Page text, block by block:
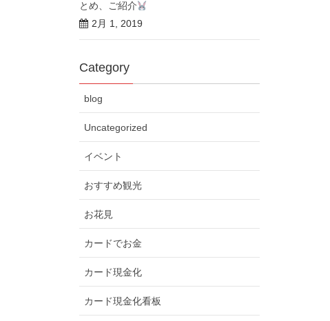
とめ、ご紹介
2月 1, 2019
Category
blog
Uncategorized
イベント
おすすめ観光
お花見
カードでお金
カード現金化
カード現金化看板